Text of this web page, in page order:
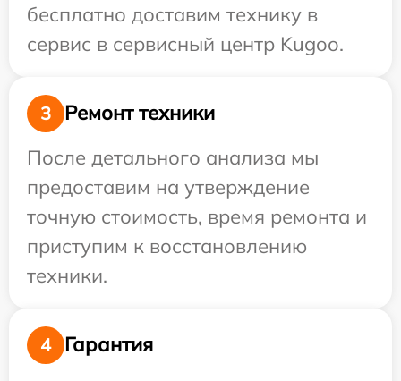
бесплатно доставим технику в
сервис в сервисный центр Kugoo.
3
Ремонт техники
После детального анализа мы
предоставим на утверждение
точную стоимость, время ремонта и
приступим к восстановлению
техники.
4
Гарантия